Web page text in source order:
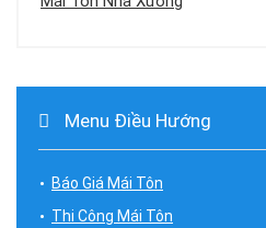
Menu Điều Hướng
Báo Giá Mái Tôn
Thi Công Mái Tôn